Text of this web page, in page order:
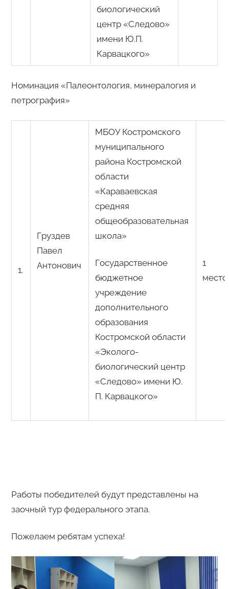
биологический
центр «Следово»
имени Ю.П.
Карвацкого»
Номинация «Палеонтология, минералогия и
петрография»
1.
Груздев
Павел
Антонович
МБОУ Костромского
муниципального
района Костромской
области
«Караваевская
средняя
общеобразовательная
школа»
Государственное
бюджетное
учреждение
дополнительного
образования
Костромской области
«Эколого-
биологический центр
«Следово» имени Ю.
П. Карвацкого»
1
место
Работы победителей будут представлены на
заочный тур федерального этапа.
Пожелаем ребятам успеха!